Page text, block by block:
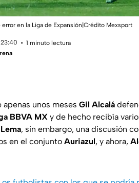
en la Liga de Expansión|Crédito Mexsport
1 minuto lectura
apenas unos meses Gil Alcalá
BBVA MX y de hecho recibía
, sin embargo, una discusión
en el conjunto Auriazul, y ahora,